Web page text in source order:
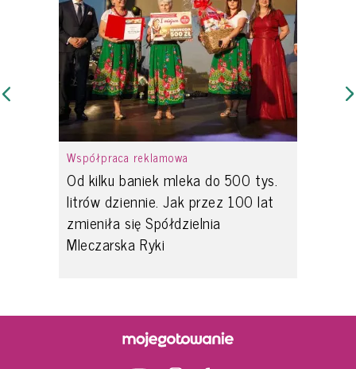
Współpraca reklamowa
Od kilku baniek mleka do 500 tys.
litrów dziennie. Jak przez 100 lat
zmieniła się Spółdzielnia
Mleczarska Ryki